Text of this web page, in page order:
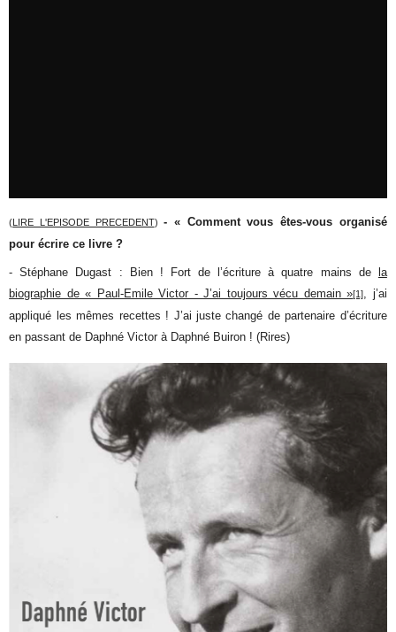
(LIRE L'EPISODE PRECEDENT)
- « Comment vous êtes-vous organisé
pour écrire ce livre ?
- Stéphane Dugast : Bien ! Fort de l’écriture à quatre mains de
la
biographie de « Paul-Emile Victor - J’ai toujours vécu demain »[1], j’ai
appliqué les mêmes recettes ! J’ai juste changé de partenaire d’écriture
en passant de Daphné Victor à Daphné Buiron ! (Rires)